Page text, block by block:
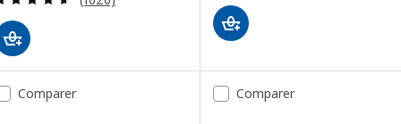
Comparer Comparer